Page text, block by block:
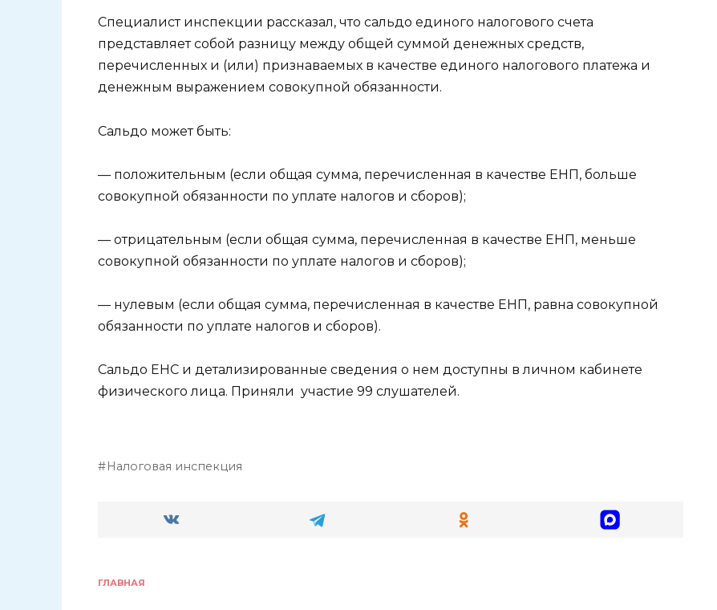
Специалист инспекции рассказал, что сальдо единого налогового счета
представляет собой разницу между общей суммой денежных средств,
перечисленных и (или) признаваемых в качестве единого налогового платежа и
денежным выражением совокупной обязанности.
Сальдо может быть:
— положительным (если общая сумма, перечисленная в качестве ЕНП, больше
совокупной обязанности по уплате налогов и сборов);
— отрицательным (если общая сумма, перечисленная в качестве ЕНП, меньше
совокупной обязанности по уплате налогов и сборов);
— нулевым (если общая сумма, перечисленная в качестве ЕНП, равна совокупной
обязанности по уплате налогов и сборов).
Сальдо ЕНС и детализированные сведения о нем доступны в личном кабинете
физического лица. Приняли участие 99 слушателей.
Налоговая инспекция
ГЛАВНАЯ